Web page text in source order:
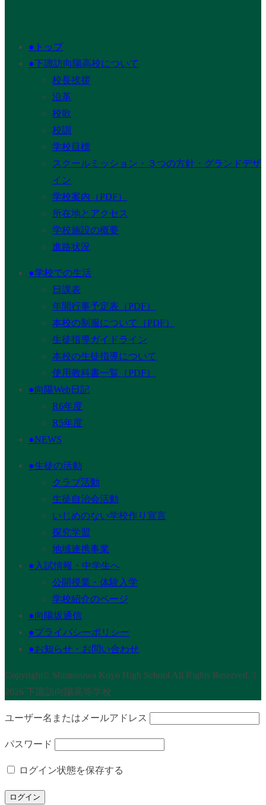
●トップ
●下諏訪向陽高校について
校長挨拶
沿革
校歌
校訓
学校目標
スクールミッション・３つの方針・グランドデザ
イン
学校案内（PDF）
所在地とアクセス
学校施設の概要
進路状況
●学校での生活
日課表
年間行事予定表（PDF）
本校の制服について（PDF）
生徒指導ガイドライン
本校の生徒指導について
使用教科書一覧（PDF）
●向陽Web日記
R6年度
R5年度
●NEWS
●生徒の活動
クラブ活動
生徒自治会活動
いじめのない学校作り宣言
探究学習
地域連携事業
●入試情報・中学生へ
公開授業・体験入学
学校紹介のページ
●向陽坂通信
●プライバシーポリシー
●お知らせ・お問い合わせ
Copyright© Shimosuwa Koyo High School All Rights Reserved.｜
2026 下諏訪向陽高等学校
ユーザー名またはメールアドレス
パスワード
ログイン状態を保存する